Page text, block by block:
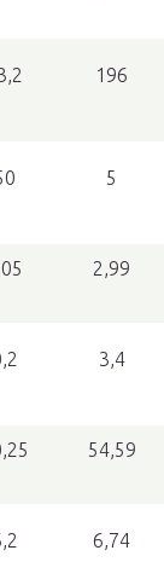
196
5
2,99
3,4
54,59
6,74